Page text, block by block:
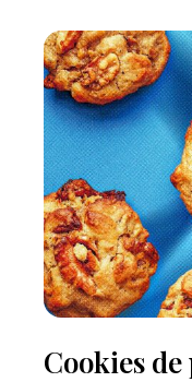
Cookies